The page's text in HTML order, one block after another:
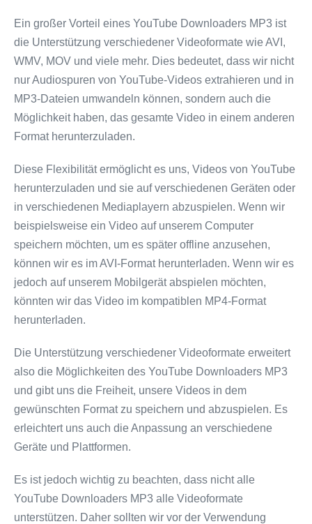
Ein großer Vorteil eines YouTube Downloaders MP3 ist
die Unterstützung verschiedener Videoformate wie AVI,
WMV, MOV und viele mehr. Dies bedeutet, dass wir nicht
nur Audiospuren von YouTube-Videos extrahieren und in
MP3-Dateien umwandeln können, sondern auch die
Möglichkeit haben, das gesamte Video in einem anderen
Format herunterzuladen.
Diese Flexibilität ermöglicht es uns, Videos von YouTube
herunterzuladen und sie auf verschiedenen Geräten oder
in verschiedenen Mediaplayern abzuspielen. Wenn wir
beispielsweise ein Video auf unserem Computer
speichern möchten, um es später offline anzusehen,
können wir es im AVI-Format herunterladen. Wenn wir es
jedoch auf unserem Mobilgerät abspielen möchten,
könnten wir das Video im kompatiblen MP4-Format
herunterladen.
Die Unterstützung verschiedener Videoformate erweitert
also die Möglichkeiten des YouTube Downloaders MP3
und gibt uns die Freiheit, unsere Videos in dem
gewünschten Format zu speichern und abzuspielen. Es
erleichtert uns auch die Anpassung an verschiedene
Geräte und Plattformen.
Es ist jedoch wichtig zu beachten, dass nicht alle
YouTube Downloaders MP3 alle Videoformate
unterstützen. Daher sollten wir vor der Verwendung